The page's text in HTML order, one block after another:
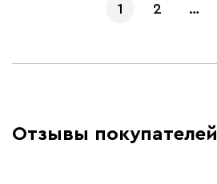
1 2 …
Отзывы покупателей